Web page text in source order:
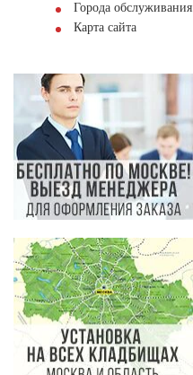
Города обслуживания
Карта сайта